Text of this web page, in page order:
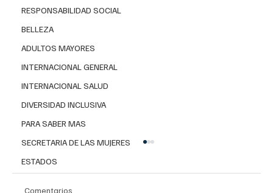
RESPONSABILIDAD SOCIAL
BELLEZA
ADULTOS MAYORES
INTERNACIONAL GENERAL
INTERNACIONAL SALUD
DIVERSIDAD INCLUSIVA
PARA SABER MAS
SECRETARIA DE LAS MUJERES
ESTADOS
Comentarios